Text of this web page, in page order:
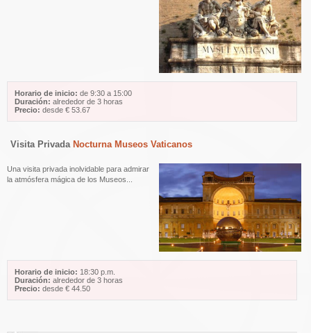
Horario de inicio: de 9:30 a 15:00
Duración: alrededor de 3 horas
Precio: desde € 53.67
Visita Privada Nocturna Museos Vaticanos
Una visita privada inolvidable para admirar
la atmósfera mágica de los Museos...
Horario de inicio: 18:30 p.m.
Duración: alrededor de 3 horas
Precio: desde € 44.50